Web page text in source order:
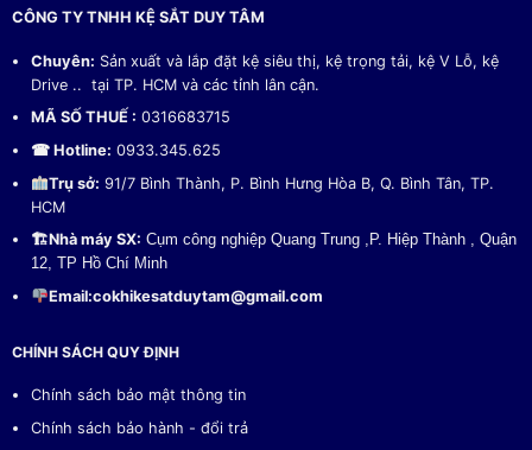
CÔNG TY TNHH KỆ SẮT DUY TÂM
Chuyên: Sản xuất và lắp đặt kệ siêu thị, kệ trọng tải, kệ V Lỗ, kệ
Drive .. tại TP. HCM và các tỉnh lân cận.
MÃ SỐ THUẾ : 0316683715
☎ Hotline: 0933.345.625
Trụ sở: 91/7 Bình Thành, P. Bình Hưng Hòa B, Q. Bình Tân, TP.
HCM
🏗Nhà máy SX: Cụm công nghiệp Quang Trung ,P. Hiệp Thành , Quận
12, TP Hồ Chí Minh
Email:cokhikesatduytam@gmail.com
CHÍNH SÁCH QUY ĐỊNH
Chính sách bảo mật thông tin
Chính sách bảo hành - đổi trả